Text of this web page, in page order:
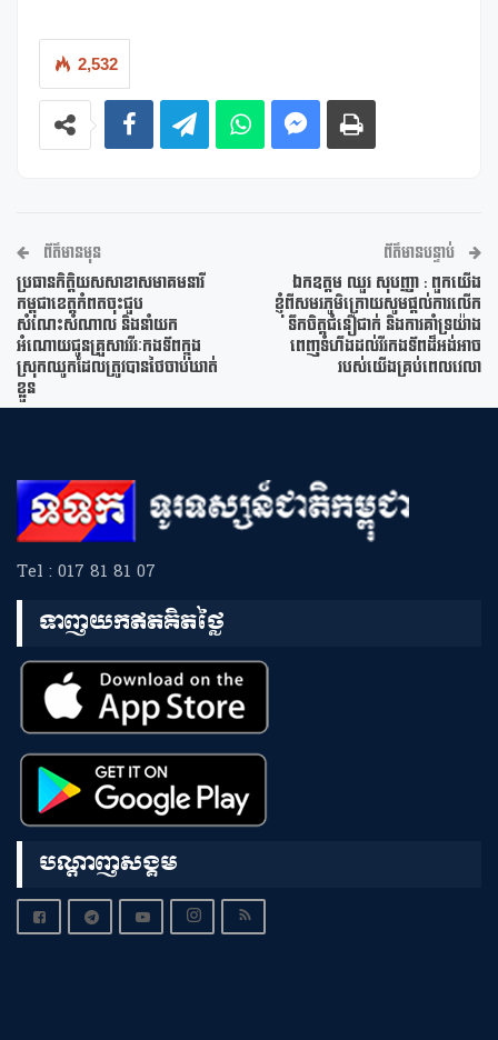
2,532
ព័ត៌មានមុន
ប្រធានកិត្តិយសសាខាសមាគមនារី
កម្ពុជាខេត្តកំពតចុះជួប
សំណេះសំណាល និងនាំយក
អំណោយជូនគ្រួសារវីរៈកងទ័ពក្នុង
ស្រុកឈូកដែលត្រូវបានថៃចាប់ឃាត់
ខ្លួន
ព័ត៌មានបន្ទាប់
ឯកឧត្តម ឈួរ សុបញ្ញា : ពួកយើង
ខ្ញុំពីសមរភូមិក្រោយសូមផ្តល់ការលើក
ទឹកចិត្តជំនឿជាក់ និងការគាំទ្រយ៉ាង
ពេញទំហឹងដល់វីរកងទ័ពដ៏អង់អាច
របស់យើងគ្រប់ពេលវេលា
Tel : 017 81 81 07
ទាញយកឥតគិតថ្លៃ
បណ្តាញសង្គម